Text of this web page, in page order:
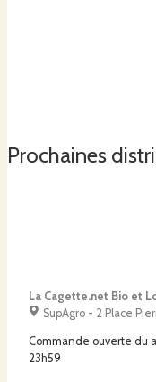
Prochaines
La Cagette.net Bio et
SupAgro - 2 Place
Commande ouverte du
23h59